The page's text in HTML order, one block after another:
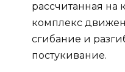
рассчитанная на
комплекс
сгибание и
постукивание.